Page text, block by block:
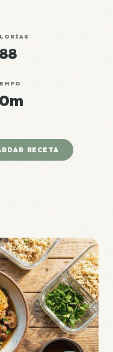
RECETA